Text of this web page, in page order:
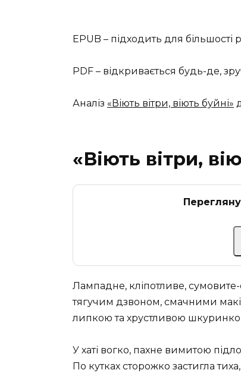
EPUB – підходить для більшості
PDF – відкривається будь-де,
Аналіз «Віють вітри, віють буйні»
«Віють вітри,
Лампадне, кліпотливе, сумовите-
тягучим дзвоном, смачними
липкою та хрустливою
У хаті вогко, пахне вимитою
По кутках сторожко застигла